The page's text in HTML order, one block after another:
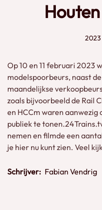
2023
Op 10 en 11 februari 2023
modelspoorbeurs, naast
maandelijkse
zoals bijvoorbeeld de Rail
en HCCm waren aanwezig
publiek te
nemen en filmde een
je hier nu kunt zien. Veel
Schrijver: Fabian Vendrig